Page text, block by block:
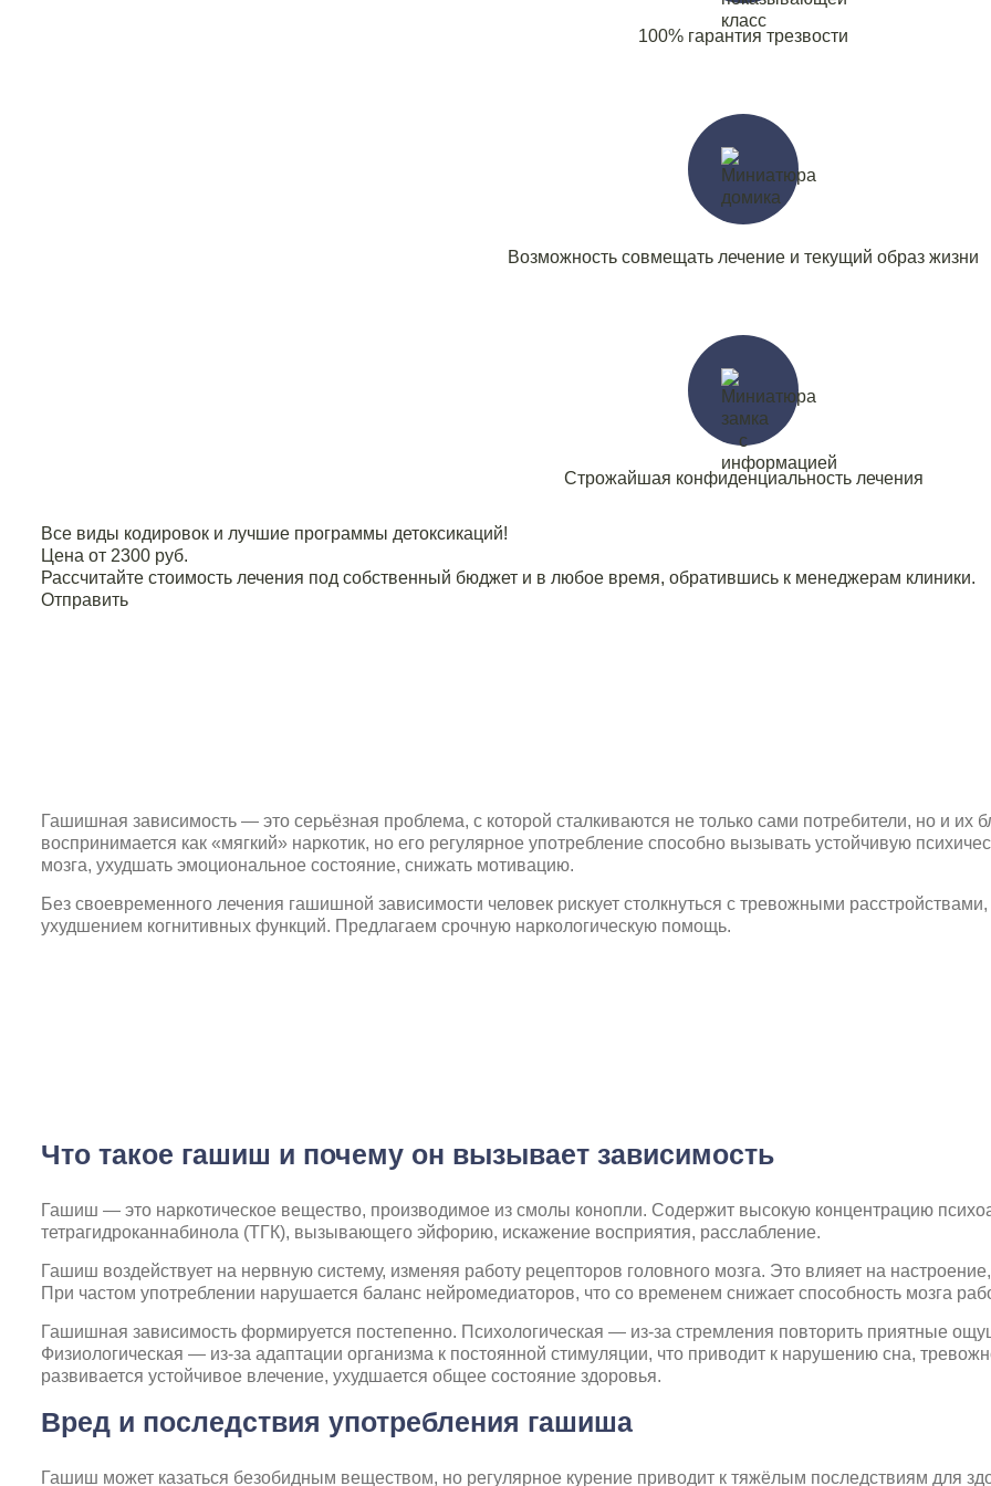
100% гарантия трезвости
Возможность совмещать лечение и текущий образ жизни
Строжайшая конфиденциальность лечения
Все виды кодировок и лучшие программы детоксикаций!
Цена от 2300 руб.
Рассчитайте стоимость лечения под собственный бюджет и в любое время, обратившись к менеджерам клиники.
Отправить
Гашишная зависимость — это серьёзная проблема, с которой сталкиваются не только сами потребители, но и их
воспринимается как «мягкий» наркотик, но его регулярное употребление способно вызывать устойчивую
мозга, ухудшать эмоциональное состояние, снижать мотивацию.
Без своевременного лечения гашишной зависимости человек рискует столкнуться с тревожными
ухудшением когнитивных функций. Предлагаем срочную наркологическую помощь.
Что такое гашиш и почему он вызывает зависимость
Гашиш — это наркотическое вещество, производимое из смолы конопли. Содержит высокую концентрацию
тетрагидроканнабинола (ТГК), вызывающего эйфорию, искажение восприятия, расслабление.
Гашиш воздействует на нервную систему, изменяя работу рецепторов головного мозга. Это влияет на
При частом употреблении нарушается баланс нейромедиаторов, что со временем снижает способность мозга
Гашишная зависимость формируется постепенно. Психологическая — из-за стремления повторить приятные
Физиологическая — из-за адаптации организма к постоянной стимуляции, что приводит к нарушению сна,
развивается устойчивое влечение, ухудшается общее состояние здоровья.
Вред и последствия употребления гашиша
Гашиш может казаться безобидным веществом, но регулярное курение приводит к тяжёлым последствиям для
пользовательским соглашением
Вызвать специалиста
Нажимая кнопку я соглашаюсь с политикой конфиденциальности
пользовательским соглашением